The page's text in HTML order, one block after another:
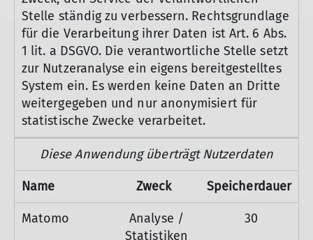
Stelle ständig zu verbessern. Rechtsgrundlage
für die Verarbeitung ihrer Daten ist Art. 6 Abs.
1 lit. a DSGVO. Die verantwortliche Stelle setzt
zur Nutzeranalyse ein eigens bereitgestelltes
System ein. Es werden keine Daten an Dritte
weitergegeben und nur anonymisiert für
statistische Zwecke verarbeitet.
Diese Anwendung überträgt Nutzerdaten
Name Zweck Speicherdauer
Matomo
Analyse /
Statistiken
30